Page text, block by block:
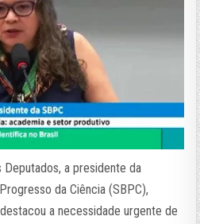
Deputados, a presidente da
da Ciência (SBPC),
a necessidade urgente de